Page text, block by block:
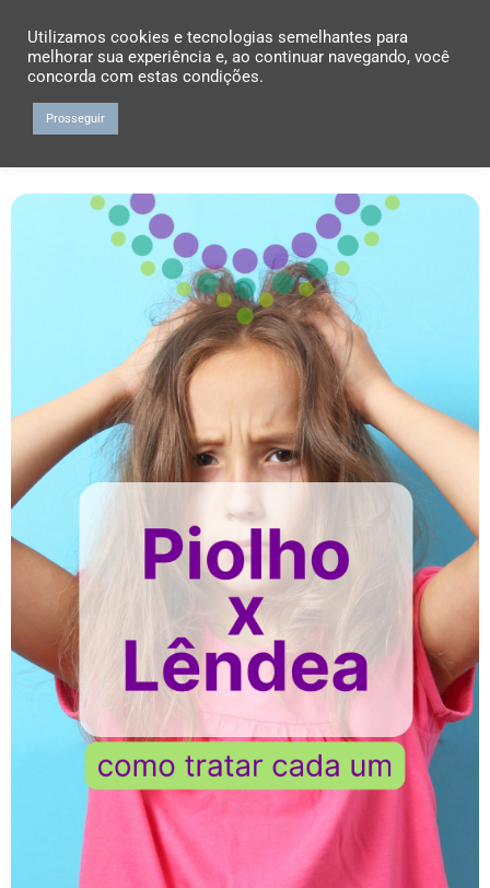
Utilizamos cookies e tecnologias semelhantes para
melhorar sua experiência e, ao continuar navegando, você
concorda com estas condições.
Prosseguir